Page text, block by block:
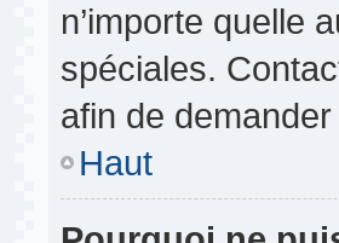
n’importe quelle
spéciales.
afin de
Haut